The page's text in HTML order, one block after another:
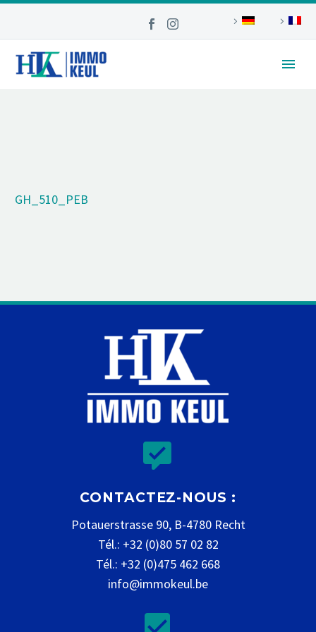
GH_510_PEB


CONTACTEZ-NOUS :
Potauerstrasse 90, B-4780 Recht
Tél.: +32 (0)80 57 02 82
Tél.: +32 (0)475 462 668
info@immokeul.be